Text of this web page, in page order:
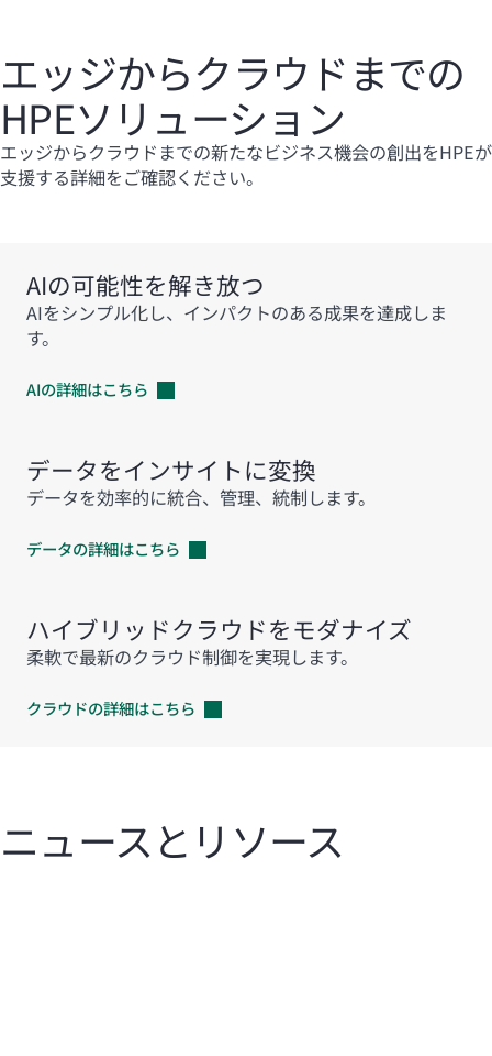
エッジからクラウドまでの
HPEソリューション
エッジからクラウドまでの新たなビジネス機会の創出をHPEが
支援する詳細をご確認ください。
AIの可能性を解き放つ
AIをシンプル化し、インパクトのある成果を達成しま
す。
AIの詳細はこちら
データをインサイトに変換
データを効率的に統合、管理、統制します。
データの詳細はこちら
ハイブリッドクラウドをモダナイズ
柔軟で最新のクラウド制御を実現します。
クラウドの詳細はこちら
ニュースとリソース